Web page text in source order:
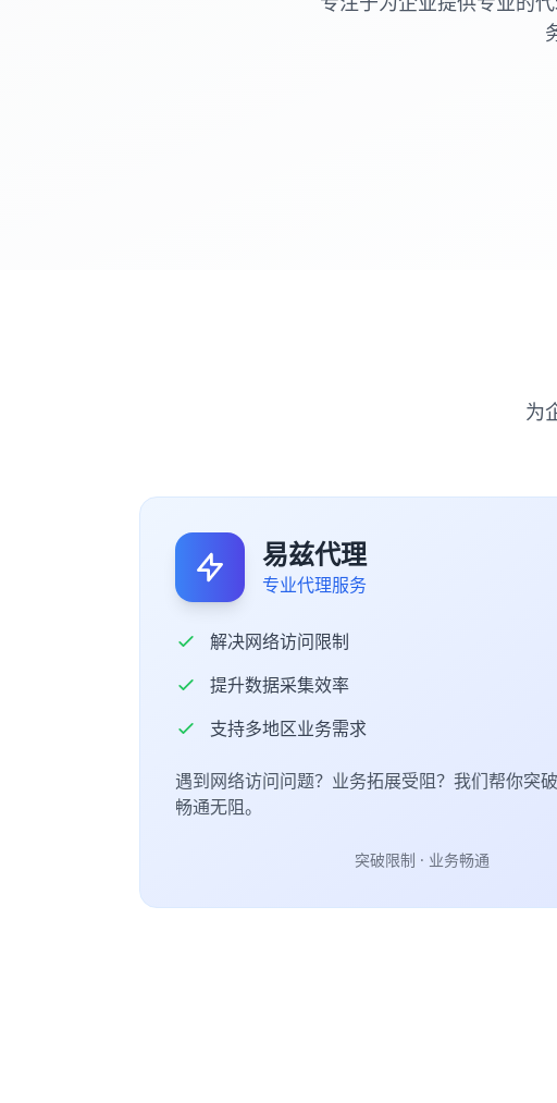
为
易兹代理
专业代理服务
解决网络访问限制
提升数据采集效率
支持多地区业务需求
遇到网络访问问题？业务拓展受阻？我们帮你突
畅通无阻。
突破限制 · 业务畅通